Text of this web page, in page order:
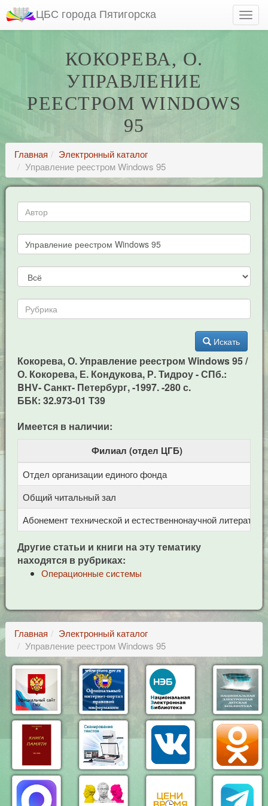
ЦБС города Пятигорска
КОКОРЕВА, О.
УПРАВЛЕНИЕ
РЕЕСТРОМ WINDOWS
95
Главная
Электронный каталог
Управление реестром Windows 95
Искать
Кокорева, О. Управление реестром Windows 95 /
О. Кокорева, Е. Кондукова, Р. Тидроу - СПб.:
BHV- Санкт- Петербург, -1997. -280 с.
ББК: 32.973-01 Т39
Имеется в наличии:
Филиал (отдел ЦГБ)
Отдел организации единого фонда
Общий читальный зал
Абонемент технической и естественнонаучной литерат
Другие статьи и книги на эту тематику
находятся в рубриках:
Операционные системы
Главная
Электронный каталог
Управление реестром Windows 95